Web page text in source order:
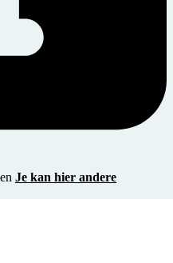
Je kan hier andere